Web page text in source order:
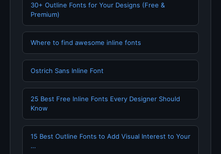
30+ Outline Fonts for Your Designs (Free &
Premium)
Where to find awesome inline fonts
Ostrich Sans Inline Font
25 Best Free Inline Fonts Every Designer Should
Know
15 Best Outline Fonts to Add Visual Interest to Your
…